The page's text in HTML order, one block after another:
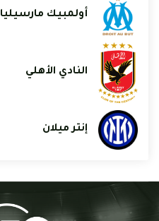
أولمبيك مارسيليا
النادي الأهلي
إنتر ميلان